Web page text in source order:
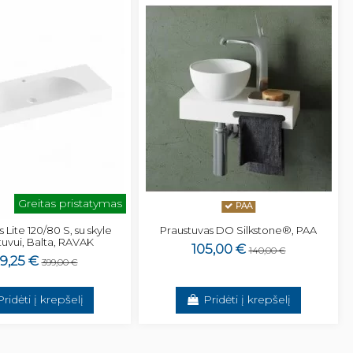
Greitas pristatymas
Lite 120/80 S, su skyle
Balta, RAVAK
€ 399,00 €
į krepšelį
PAA
Praustuvas DO Silkstone®, PAA
105,00 € 140,00 €
Pridėti į krepšelį